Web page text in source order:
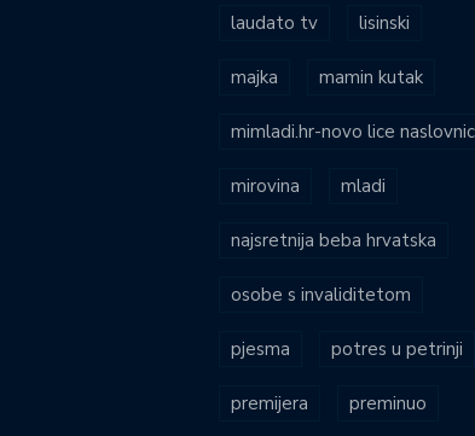
laudato tv lisinski
majka mamin kutak
mimladi.hr-novo lice
mirovina mladi
najsretnija beba hrvatska
osobe s invaliditetom
pjesma potres u petrinji
premijera preminuo